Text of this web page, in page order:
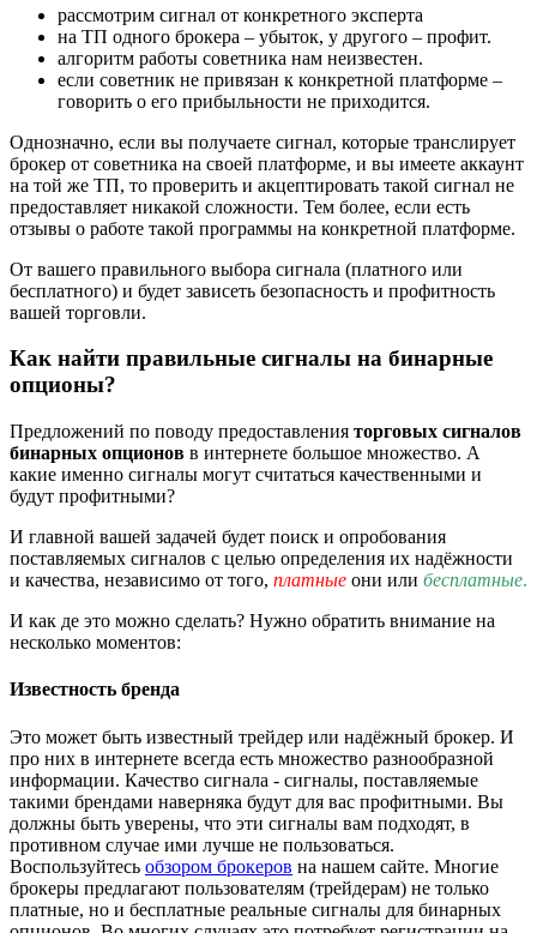
рассмотрим сигнал от конкретного эксперта
на ТП одного брокера – убыток, у другого – профит.
алгоритм работы советника нам неизвестен.
если советник не привязан к конкретной платформе –
говорить о его прибыльности не приходится.
Однозначно, если вы получаете сигнал, которые транслирует
брокер от советника на своей платформе, и вы имеете аккаунт
на той же ТП, то проверить и акцептировать такой сигнал не
предоставляет никакой сложности. Тем более, если есть
отзывы о работе такой программы на конкретной платформе.
От вашего правильного выбора сигнала (платного или
бесплатного) и будет зависеть безопасность и профитность
вашей торговли.
Как найти правильные сигналы на бинарные
опционы?
Предложений по поводу предоставления торговых сигналов
бинарных опционов в интернете большое множество. А
какие именно сигналы могут считаться качественными и
будут профитными?
И главной вашей задачей будет поиск и опробования
поставляемых сигналов с целью определения их надёжности
и качества, независимо от того, платные они или бесплатные.
И как де это можно сделать? Нужно обратить внимание на
несколько моментов:
Известность бренда
Это может быть известный трейдер или надёжный брокер. И
про них в интернете всегда есть множество разнообразной
информации. Качество сигнала - сигналы, поставляемые
такими брендами наверняка будут для вас профитными. Вы
должны быть уверены, что эти сигналы вам подходят, в
противном случае ими лучше не пользоваться.
Воспользуйтесь обзором брокеров на нашем сайте. Многие
брокеры предлагают пользователям (трейдерам) не только
платные, но и бесплатные реальные сигналы для бинарных